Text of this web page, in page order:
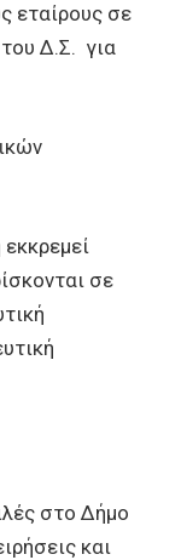
εταίρους σε
Δ.Σ. για
σε
στο Δήμο
και